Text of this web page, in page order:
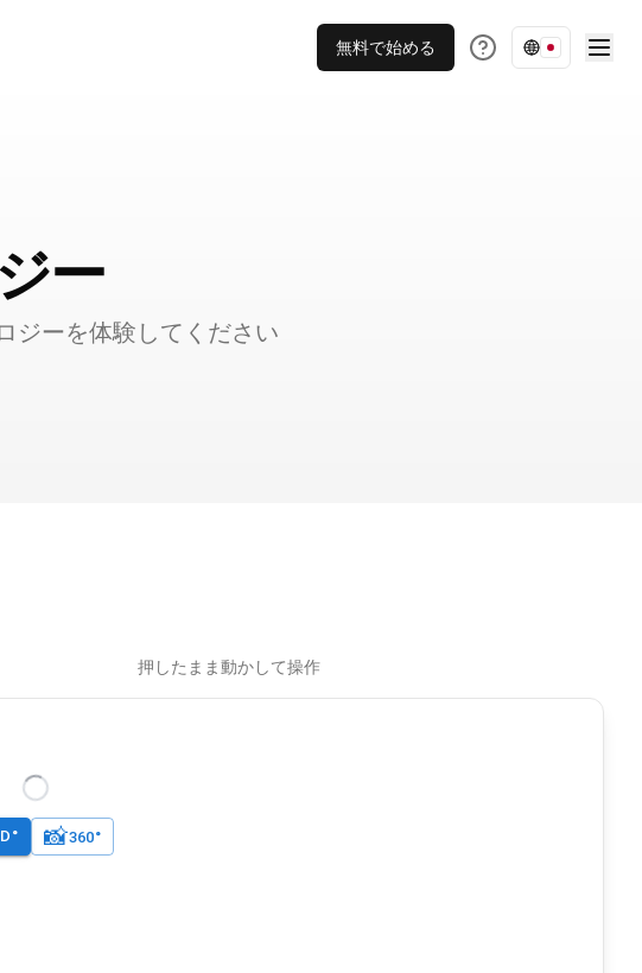
無料で始める
ー
ジーを体験してください
押したまま動かして操作